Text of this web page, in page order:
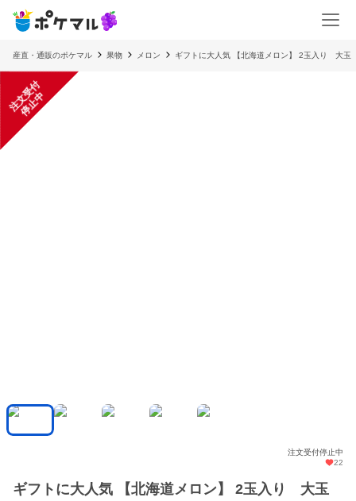
産直・通販のポケマル 果物 メロン ギフトに大人気 【北海道メロン】 2玉入り 大
注
文
受
付
停
止
中
注文受付停止中
22
ギフトに大人気 【北海道メロン】 2玉入り 大玉